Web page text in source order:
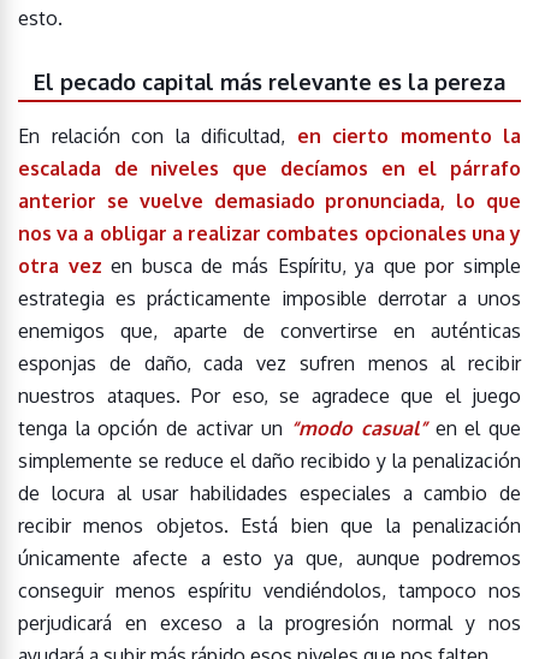
esto.
El pecado capital más relevante es la pereza
En relación con la dificultad, en cierto momento la
escalada de niveles que decíamos en el párrafo
anterior se vuelve demasiado pronunciada, lo que
nos va a obligar a realizar combates opcionales una y
otra vez en busca de más Espíritu, ya que por simple
estrategia es prácticamente imposible derrotar a unos
enemigos que, aparte de convertirse en auténticas
esponjas de daño, cada vez sufren menos al recibir
nuestros ataques. Por eso, se agradece que el juego
tenga la opción de activar un “modo casual” en el que
simplemente se reduce el daño recibido y la penalización
de locura al usar habilidades especiales a cambio de
recibir menos objetos. Está bien que la penalización
únicamente afecte a esto ya que, aunque podremos
conseguir menos espíritu vendiéndolos, tampoco nos
perjudicará en exceso a la progresión normal y nos